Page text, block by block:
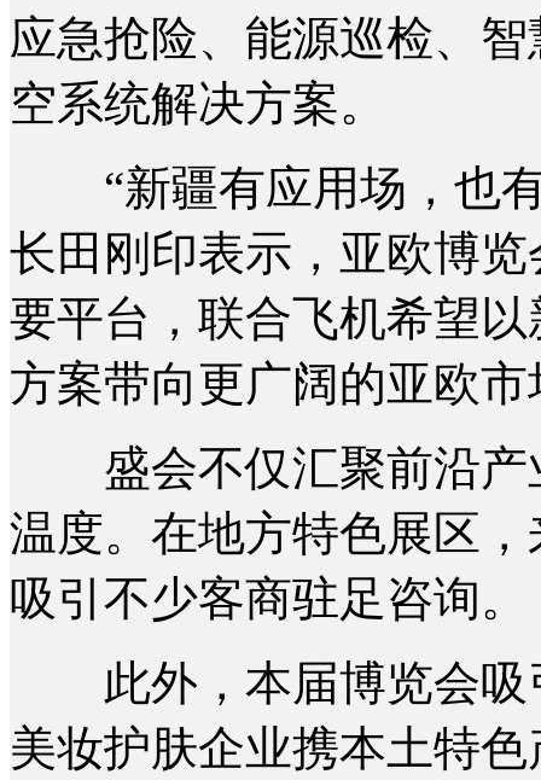
应急抢险、能源巡检、
空系统解决方案。
“新疆有应用场，也有
长田刚印表示，亚欧博
要平台，联合飞机希望
方案带向更广阔的亚欧市
盛会不仅汇聚前沿产
温度。在地方特色展区
吸引不少客商驻足咨询。
此外，本届博览会吸
美妆护肤企业携本土特